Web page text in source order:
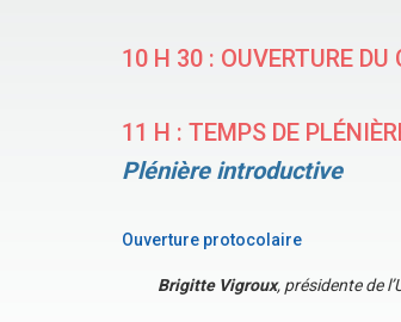
10 H 30 : OUVERTURE
11 H : TEMPS DE
Plénière introductive
Ouverture protocolaire
Brigitte Vigroux, présidente de